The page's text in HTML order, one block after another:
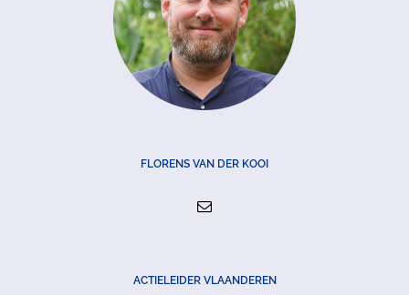
FLORENS VAN DER KOOI
ACTIELEIDER VLAANDEREN